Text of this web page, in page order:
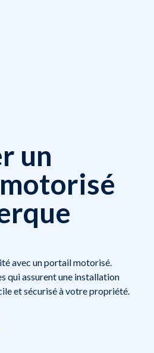
un
avec un portail motorisé.
qui assurent une installation
et sécurisé à votre propriété.